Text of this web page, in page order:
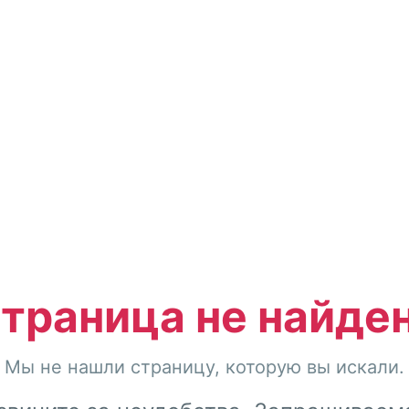
не
Мы не нашли страницу, которую вы искали.